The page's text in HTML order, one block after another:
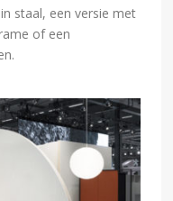
staal, een versie met
of een